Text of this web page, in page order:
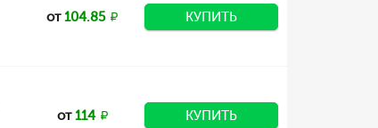
от104.85 КУПИТЬ
от114 КУПИТЬ